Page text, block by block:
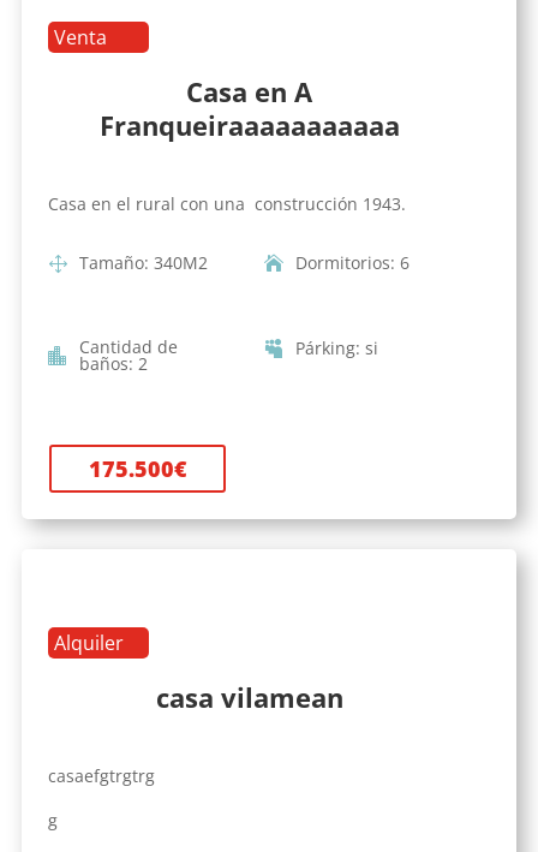
Venta
Casa en A
Franqueiraaaaaaaaaaa
Casa en el rural con una construcción 1943.
Tamaño: 340M2 Dormitorios: 6
Cantidad de
baños: 2
Párking: si
175.500€
Alquiler
casa vilamean
casaefgtrgtrg
g